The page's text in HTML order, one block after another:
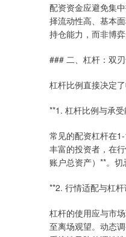
配资资金应避免集
择流动性高、基本
持仓能力，而非博弈
### 二、杠杆：双
杠杆比例直接决定
**1. 杠杆比例与承
常见的配资杠杆在
丰富的投资者，在
账户总资产）**。切
**2. 行情适配与杠
杠杆的使用应与市
至离场观望。动态